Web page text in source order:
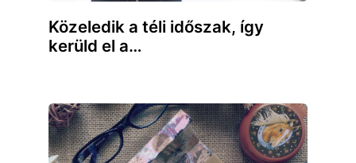
Közeledik a téli időszak, így
kerüld el a…